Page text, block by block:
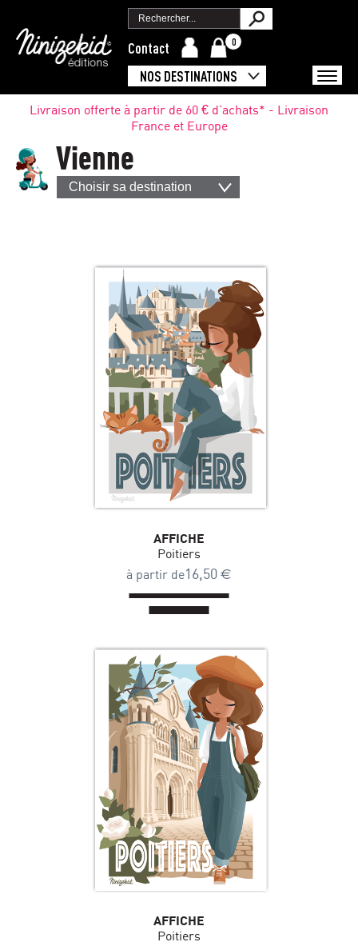
Contact 0
NOS DESTINATIONS
Livraison offerte à partir de 60 € d'achats* - Livraison
France et Europe
Vienne
Choisir sa destination
AFFICHE
Poitiers
à partir de16,50 €
AFFICHE
Poitiers